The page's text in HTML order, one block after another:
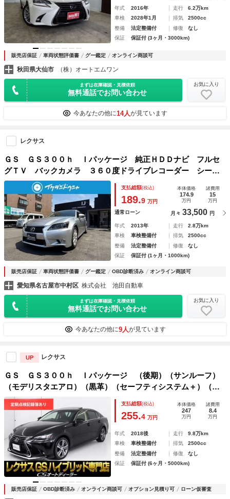
年式 2016年 走行
6.2万km
車検
2028年1月 排気
2500cc
整備
法定整備付 修復
なし
保証
保証付 (3ヶ月・3000km)
販売店保証 車両状態評価書 グー鑑定 オンライン商談可
秋田県大仙市 （株）オートエムワン
まずは在庫確認・見積依頼
無料通話でお問い合わせ
お気に入り
今あなたの他に14人が見ています
レクサス
ＧＳ ＧＳ３００ｈ Ｉパッケージ 純正ＨＤＤナビ フルセ
グＴＶ バックカメラ ３６０度ドライブレコーダー シート
ヒーター ＥＴＣ スマートキー プッシュスタート サンル
ーフ 皮シート
支払総額(税込)
189.9 万円
本体価格
174.9
万円
諸費用
15
万円
通常ローン 月々 33,500 円
年式 2013年 走行
2.8万km
車検
車検整備付 排気
2500cc
整備
法定整備付 修復
なし
保証
保証付 (1ヶ月・1000km)
販売店保証 車両状態評価書 グー鑑定 OBD診断済み オンライン商談可
愛知県名古屋市中村区 株式会社 池田自動車
まずは在庫確認・見積依頼
無料通話でお問い合わせ
お気に入り
今あなたの他に9人が見ています
UP レクサス
ＧＳ ＧＳ３００ｈ Ｉパッケージ （後期）（サンルーフ）
（モデリスタエアロ）（黒革）（セーフティシステム＋）（レ
ーダークルーズ）（プリクラッシュ）（クリアランスソナー）
（ＢＳＭ）（冷暖房シート）（ＳＤマルチナビ）（１８インチ
ＡＷ）
支払総額(税込)
255.4 万円
本体価格
247
万円
諸費用
8.4
万円
年式 2018後 走行
9.8万km
車検
車検整備付 排気
2500cc
整備
法定整備付 修復
なし
保証
保証付 (6ヶ月・5000km)
販売店保証 OBD診断済み オンライン商談可 オプション見積り可 ローン仮審査